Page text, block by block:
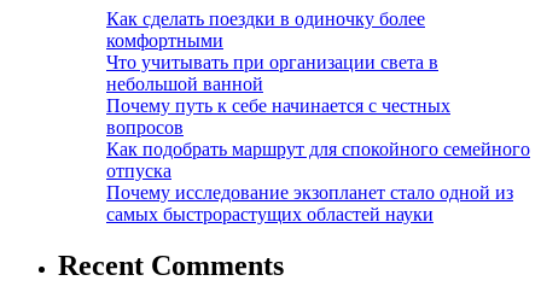
Как сделать поездки в одиночку более
комфортными
Что учитывать при организации света в
небольшой ванной
Почему путь к себе начинается с честных
вопросов
Как подобрать маршрут для спокойного семейного
отпуска
Почему исследование экзопланет стало одной из
самых быстрорастущих областей науки
Recent Comments